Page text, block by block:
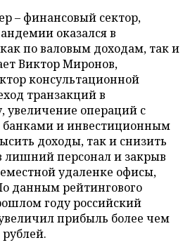
– финансовый сектор,
оказался в
по валовым доходам, так и
Виктор Миронов,
консультационной
транзакций в
увеличение операций с
банками и инвестиционным
доходы, так и снизить
лишний персонал и закрыв
удаленке офисы,
данным рейтингового
году российский
прибыль более чем